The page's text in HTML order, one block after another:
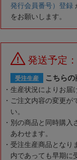
発行会員番号）登録
をお願いします。
発送予定
受注生産 こちらの
生産状況によりお届
ご注文内容の変更が
い。
別の商品と同時購入
あわせます。
受注生産商品となり
内であっても早期に